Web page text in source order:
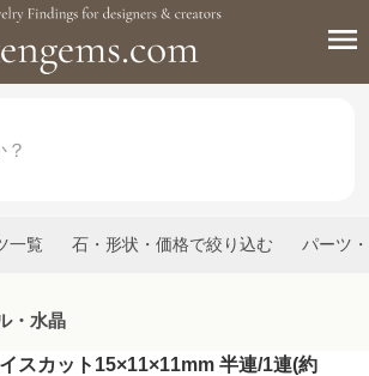
一覧 石・形状・価格で絞り込む パーツ
・水晶
スカット15×11×11mm 半連/1連(約